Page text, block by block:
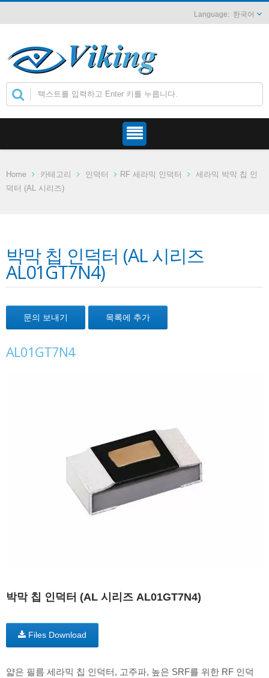
한국어
Home 카테고리 인덕터 RF 세라믹 인덕터
세라믹 박막 칩 인
덕터 (AL 시리즈)
박막 칩 인덕터 (AL 시리즈
AL01GT7N4)
문의 보내기 목록에 추가
AL01GT7N4
박막 칩 인덕터 (AL 시리즈 AL01GT7N4)
Files Download
얇은 필름 세라믹 칩 인덕터, 고주파, 높은 SRF를 위한 RF 인덕